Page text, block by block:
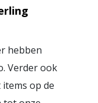
hebben
Verder ook
op de